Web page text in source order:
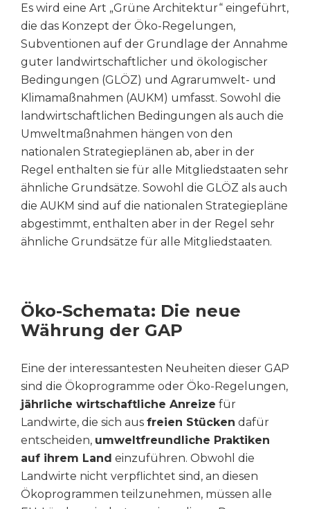
Es wird eine Art „Grüne Architektur“ eingeführt,
die das Konzept der Öko-Regelungen,
Subventionen auf der Grundlage der Annahme
guter landwirtschaftlicher und ökologischer
Bedingungen (GLÖZ) und Agrarumwelt- und
Klimamaßnahmen (AUKM) umfasst. Sowohl die
landwirtschaftlichen Bedingungen als auch die
Umweltmaßnahmen hängen von den
nationalen Strategieplänen ab, aber in der
Regel enthalten sie für alle Mitgliedstaaten sehr
ähnliche Grundsätze. Sowohl die GLÖZ als auch
die AUKM sind auf die nationalen Strategiepläne
abgestimmt, enthalten aber in der Regel sehr
ähnliche Grundsätze für alle Mitgliedstaaten.
Öko-Schemata: Die neue
Währung der GAP
Eine der interessantesten Neuheiten dieser GAP
sind die Ökoprogramme oder Öko-Regelungen,
jährliche wirtschaftliche Anreize für
Landwirte, die sich aus freien Stücken dafür
entscheiden, umweltfreundliche Praktiken
auf ihrem Land einzuführen. Obwohl die
Landwirte nicht verpflichtet sind, an diesen
Ökoprogrammen teilzunehmen, müssen alle